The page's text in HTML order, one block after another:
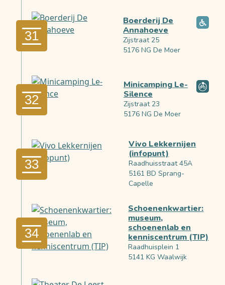
31
Boerderij De
Annahoeve
Zijstraat 25
5176 NG De Moer
32
Minicamping Le-
Silence
Zijstraat 23
5176 NG De Moer
33
Vivo Lekkernijen
(infopunt)
Raadhuisstraat 45A
5161 BD Sprang-
Capelle
34
Schoenenkwartier:
museum,
schoenenlab en
kenniscentrum (TIP)
Raadhuisplein 1
5141 KG Waalwijk